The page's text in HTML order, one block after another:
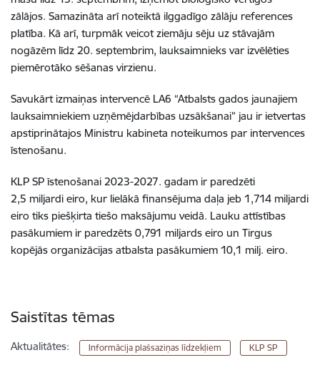
zālājos. Samazināta arī noteiktā ilggadīgo zālāju references
platība. Kā arī, turpmāk veicot ziemāju sēju uz stāvajām
nogāzēm līdz 20. septembrim, lauksaimnieks var izvēlēties
piemērotāko sēšanas virzienu.
Savukārt izmaiņas intervencē LA6 “Atbalsts gados jaunajiem
lauksaimniekiem uzņēmējdarbības uzsākšanai” jau ir ietvertas
apstiprinātajos Ministru kabineta noteikumos par intervences
īstenošanu.
KLP SP īstenošanai 2023-2027. gadam ir paredzēti
2,5 miljardi eiro, kur lielākā finansējuma daļa jeb 1,714 miljardi
eiro tiks piešķirta tiešo maksājumu veidā. Lauku attīstības
pasākumiem ir paredzēts 0,791 miljards eiro un Tirgus
kopējās organizācijas atbalsta pasākumiem 10,1 milj. eiro.
Saistītas tēmas
Aktualitātes: Informācija plašsaziņas līdzekļiem KLP SP